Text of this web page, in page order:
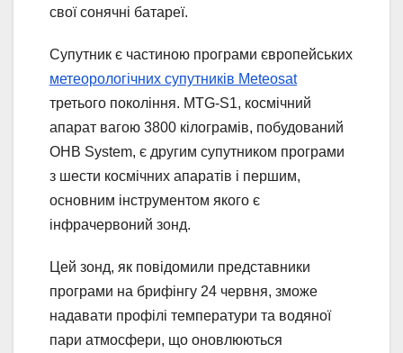
свої сонячні батареї.
Супутник є частиною програми європейських
метеорологічних супутників Meteosat
третього покоління. MTG-S1, космічний
апарат вагою 3800 кілограмів, побудований
OHB System, є другим супутником програми
з шести космічних апаратів і першим,
основним інструментом якого є
інфрачервоний зонд.
Цей зонд, як повідомили представники
програми на брифінгу 24 червня, зможе
надавати профілі температури та водяної
пари атмосфери, що оновлюються